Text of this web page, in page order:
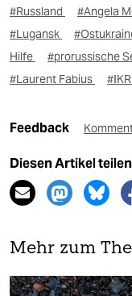
#Russland #Angela
#Lugansk
Hilfe
#prorussische
#Laurent Fabius
Feedback
Diesen Artikel teilen
Mehr zum